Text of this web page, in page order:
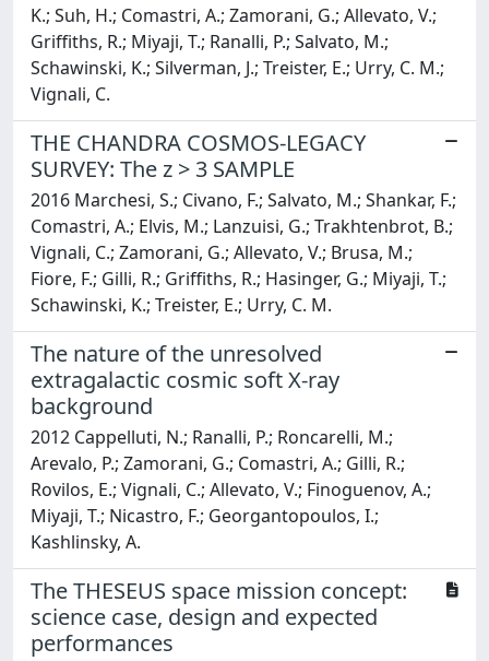
K.; Suh, H.; Comastri, A.; Zamorani, G.; Allevato, V.;
Griffiths, R.; Miyaji, T.; Ranalli, P.; Salvato, M.;
Schawinski, K.; Silverman, J.; Treister, E.; Urry, C. M.;
Vignali, C.
THE CHANDRA COSMOS-LEGACY
SURVEY: The z > 3 SAMPLE
2016 Marchesi, S.; Civano, F.; Salvato, M.; Shankar, F.;
Comastri, A.; Elvis, M.; Lanzuisi, G.; Trakhtenbrot, B.;
Vignali, C.; Zamorani, G.; Allevato, V.; Brusa, M.;
Fiore, F.; Gilli, R.; Griffiths, R.; Hasinger, G.; Miyaji, T.;
Schawinski, K.; Treister, E.; Urry, C. M.
The nature of the unresolved
extragalactic cosmic soft X-ray
background
2012 Cappelluti, N.; Ranalli, P.; Roncarelli, M.;
Arevalo, P.; Zamorani, G.; Comastri, A.; Gilli, R.;
Rovilos, E.; Vignali, C.; Allevato, V.; Finoguenov, A.;
Miyaji, T.; Nicastro, F.; Georgantopoulos, I.;
Kashlinsky, A.
The THESEUS space mission concept:
science case, design and expected
performances